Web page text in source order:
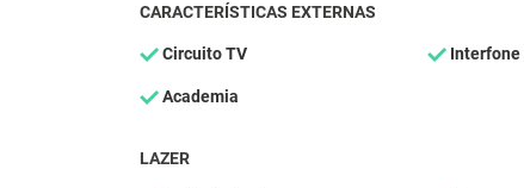
CARACTERÍSTICAS EXTERNAS
Circuito TV Interfone
Academia
LAZER